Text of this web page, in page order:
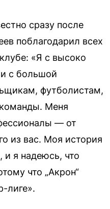
сразу после
поблагодарил всех
«Я с высоко
с большой
футболистам,
Меня
— от
из вас. Моя история
и я надеюсь, что
что „Акрон“
лиге».